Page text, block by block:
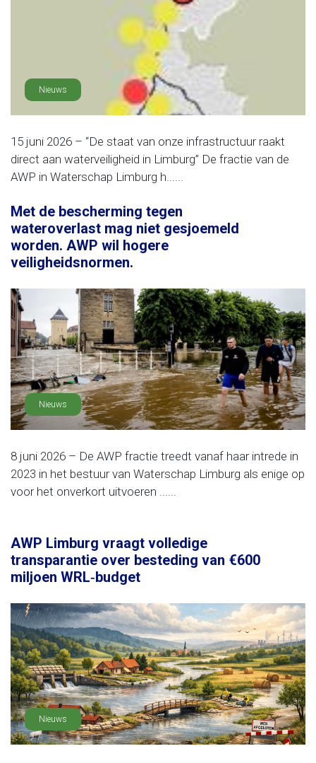
Nieuws
15 juni 2026 – “De staat van onze infrastructuur raakt
direct aan waterveiligheid in Limburg” De fractie van de
AWP in Waterschap Limburg h......
Met de bescherming tegen
wateroverlast mag niet gesjoemeld
worden. AWP wil hogere
veiligheidsnormen.
Nieuws
8 juni 2026 – De AWP fractie treedt vanaf haar intrede in
2023 in het bestuur van Waterschap Limburg als enige op
voor het onverkort uitvoeren ......
AWP Limburg vraagt volledige
transparantie over besteding van €600
miljoen WRL‑budget
Nieuws